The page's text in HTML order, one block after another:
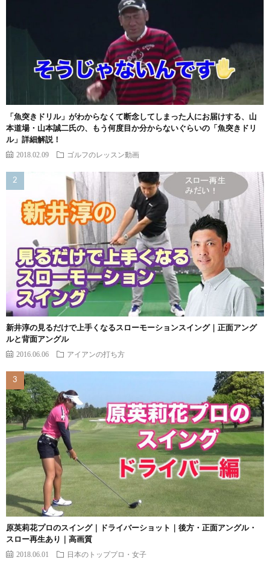
「魚突きドリル」がわからなくて断念してしまった人にお届けする、山
本道場・山本誠二氏の、もう何度目か分からないぐらいの「魚突きドリ
ル」詳細解説！
2018.02.09 ゴルフのレッスン動画
新井淳の見るだけで上手くなるスローモーションスイング｜正面アング
ルと背面アングル
2016.06.06 アイアンの打ち方
原英莉花プロのスイング｜ドライバーショット｜後方・正面アングル・
スロー再生あり｜高画質
2018.06.01 日本のトッププロ・女子